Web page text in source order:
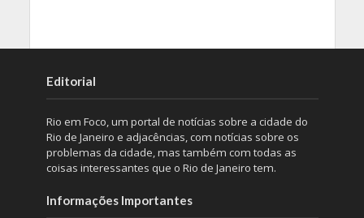
Editorial
Rio em Foco, um portal de notícias sobre a cidade do
Rio de Janeiro e adjacências, com notícias sobre os
problemas da cidade, mas também com todas as
coisas interessantes que o Rio de Janeiro tem.
Informações Importantes